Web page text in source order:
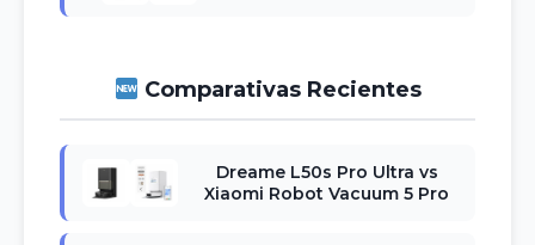
Comparativas Recientes
Dreame L50s Pro Ultra vs
Xiaomi Robot Vacuum 5 Pro